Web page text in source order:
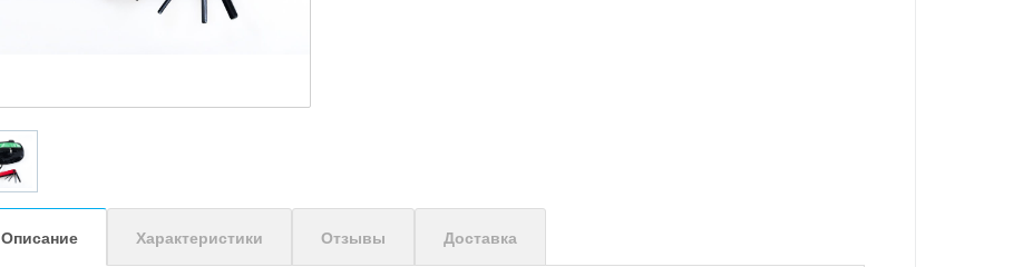
Описание Характеристики Отзывы Доставка